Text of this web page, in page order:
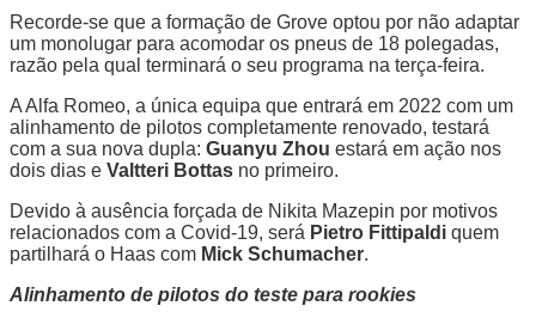
Recorde-se que a formação de Grove optou por não adaptar
um monolugar para acomodar os pneus de 18 polegadas,
razão pela qual terminará o seu programa na terça-feira.
A Alfa Romeo, a única equipa que entrará em 2022 com um
alinhamento de pilotos completamente renovado, testará
com a sua nova dupla: Guanyu Zhou estará em ação nos
dois dias e Valtteri Bottas no primeiro.
Devido à ausência forçada de Nikita Mazepin por motivos
relacionados com a Covid-19, será Pietro Fittipaldi quem
partilhará o Haas com Mick Schumacher.
Alinhamento de pilotos do teste para rookies